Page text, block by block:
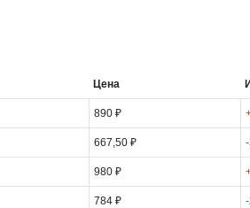
Цена
890 ₽
667,50 ₽
980 ₽
784 ₽